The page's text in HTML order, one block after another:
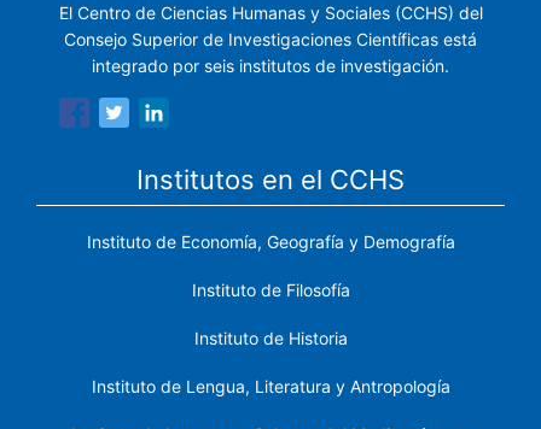
El Centro de Ciencias Humanas y Sociales (CCHS) del
Consejo Superior de Investigaciones Científicas está
integrado por seis institutos de investigación.
Institutos en el CCHS
Instituto de Economía, Geografía y Demografía
Instituto de Filosofía
Instituto de Historia
Instituto de Lengua, Literatura y Antropología